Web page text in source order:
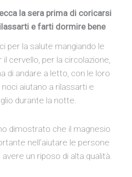
la sera prima di coricarsi
e farti dormire bene
per la salute mangiando le
il cervello, per la circolazione,
di andare a letto, con le loro
aiutano a rilassarti e
durante la notte.
dimostrato che il magnesio
nell’aiutare le persone
un riposo di alta qualità.